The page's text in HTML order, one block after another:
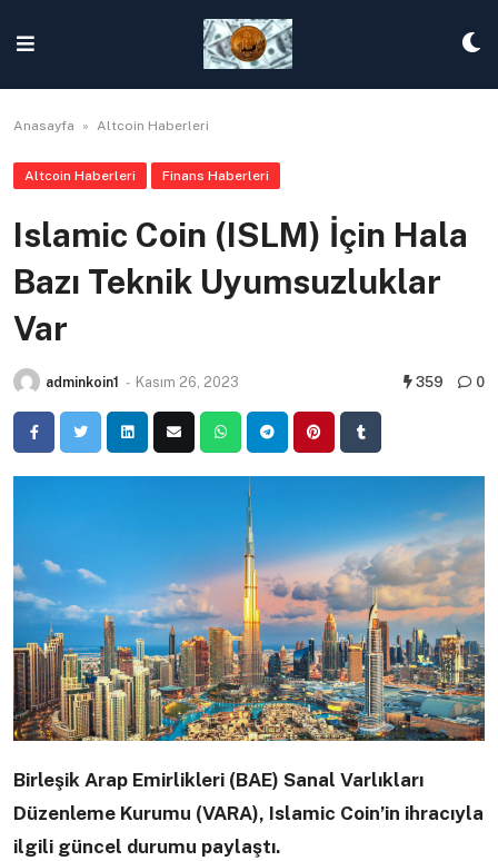
content
Anasayfa » Altcoin Haberleri
Altcoin Haberleri Finans Haberleri
Islamic Coin (ISLM) İçin Hala
Bazı Teknik Uyumsuzluklar
Var
adminkoin1 - Kasım 26, 2023 359 0
Birleşik Arap Emirlikleri (BAE) Sanal Varlıkları
Düzenleme Kurumu (VARA), Islamic Coin’in ihracıyla
ilgili güncel durumu paylaştı.